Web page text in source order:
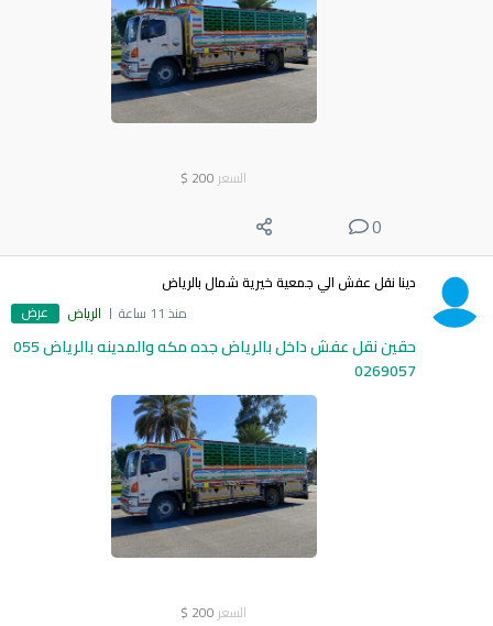
السعر 200
$
0
دينا نقل عفش الي جمعية خيرية شمال بالرياض
منذ 11 ساعة
الرياض عرض
حقين نقل عفش داخل بالرياض جده مكه والمدينه بالرياض 055
0269057
السعر 200
$